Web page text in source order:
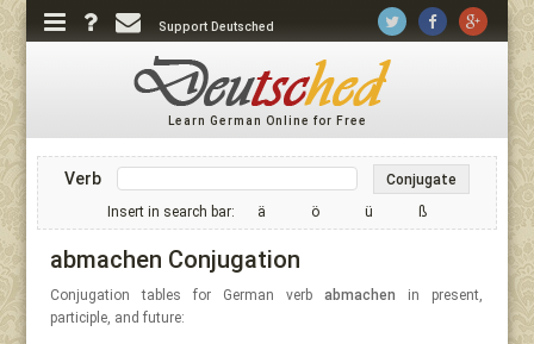
Support Deutsched
Learn German Online for Free
Verb
Conjugate
Insert in search bar:
ä ö ü ß
abmachen Conjugation
Conjugation tables for German verbabmachen
in present,
participle, and future: